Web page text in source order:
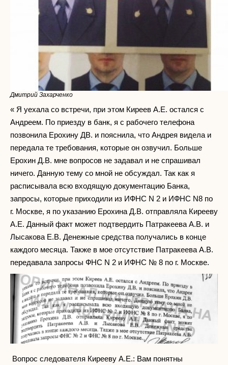
Дмитрий Захарченко
« Я уехала со встречи, при этом Киреев А.Е. остался с
Андреем. По приезду в банк, я с рабочего телефона
позвонила Ерохину ДВ. и пояснила, что Андрея видела и
передала те требования, которые он озвучил. Больше
Ерохин Д.В. мне вопросов не задавал и не спрашивал
ничего. Данную тему со мной не обсуждал. Так как я
расписывала всю входящую документацию Банка,
запросы, которые приходили из ИФНС N 2 и ИФНС N8 по
г. Москве, я по указанию Ерохина Д.В. отправляла Кирееву
А.Е. Данный факт может подтвердить Патракеева А.В. и
Лысакова Е.В. Денежные средства получались в конце
каждого месяца. Также в мое отсутствие Патракеева А.В.
передавала запросы ФНС N 2 и ИФНС № 8 по г. Москве.
Вопрос следователя Кирееву А.Е.: Вам понятны